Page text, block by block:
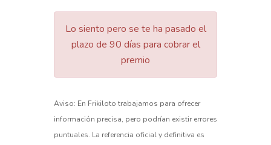
Lo siento pero se te ha pasado el
plazo de 90 días para cobrar el
premio
Aviso: En Frikiloto trabajamos para ofrecer
información precisa, pero podrían existir errores
puntuales. La referencia oficial y definitiva es